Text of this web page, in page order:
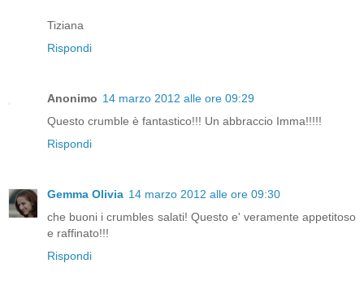
Tiziana
Rispondi
Anonimo 14 marzo 2012 alle ore 09:29
Questo crumble è fantastico!!! Un abbraccio Imma!!!!!
Rispondi
Gemma Olivia 14 marzo 2012 alle ore 09:30
che buoni i crumbles salati! Questo e' veramente appetitoso
e raffinato!!!
Rispondi